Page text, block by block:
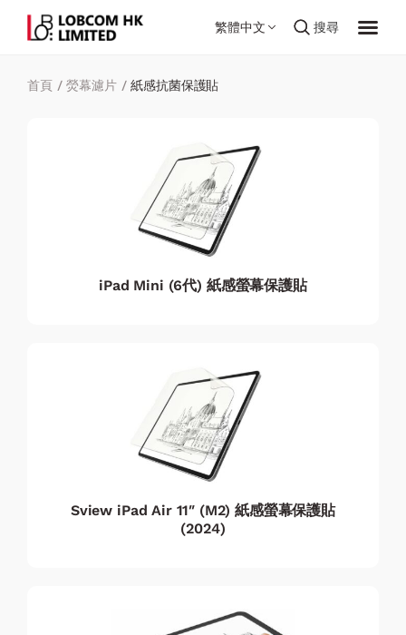
繁體中文 搜尋
首頁/熒幕濾片/紙感抗菌保護貼
iPad Mini (6代) 紙感螢幕保護貼
Sview iPad Air 11″ (M2) 紙感螢幕保護貼
(2024)